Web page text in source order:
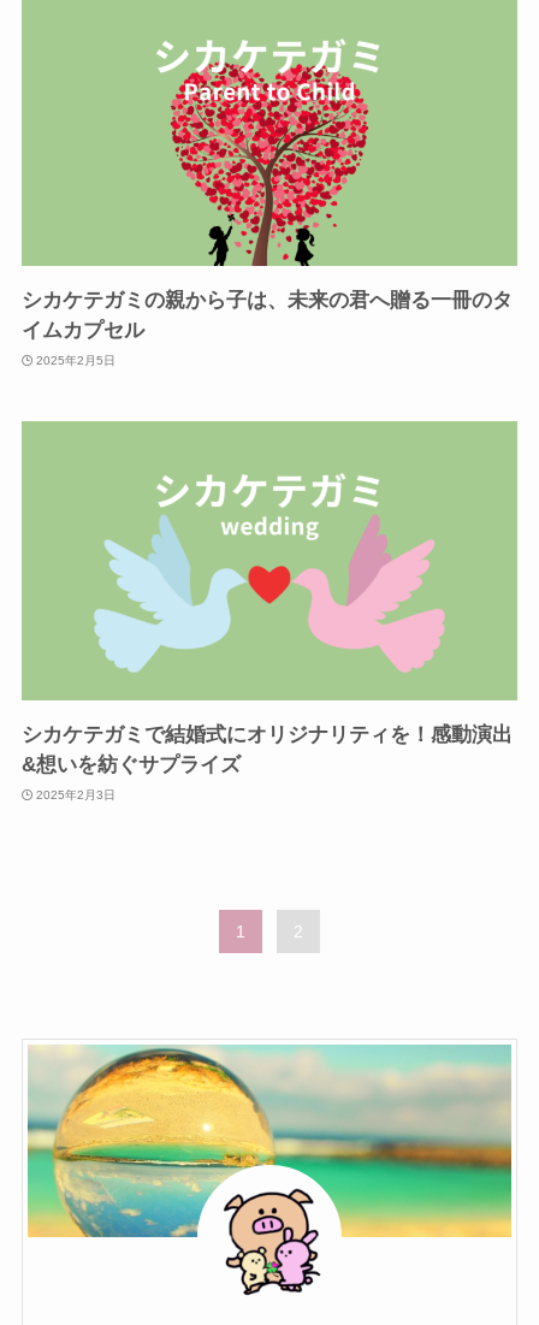
シカケテガミの親から子は、未来の君へ贈る一冊のタ
イムカプセル
2025年2月5日
シカケテガミで結婚式にオリジナリティを！感動演出
&想いを紡ぐサプライズ
2025年2月3日
1 2